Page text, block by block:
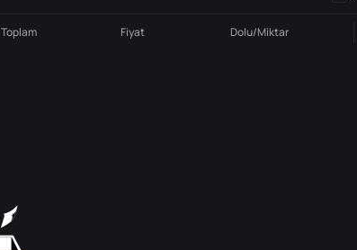
Toplam Fiyat Dolu/Miktar